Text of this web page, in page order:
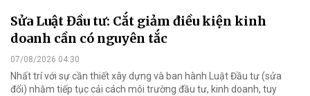
Sửa Luật Đầu tư: Cắt giảm điều kiện kinh
doanh cần có nguyên tắc
07/08/2026 04:30
Nhất trí với sự cần thiết xây dựng và ban hành Luật Đầu tư (sửa
đổi) nhằm tiếp tục cải cách môi trường đầu tư, kinh doanh, tuy